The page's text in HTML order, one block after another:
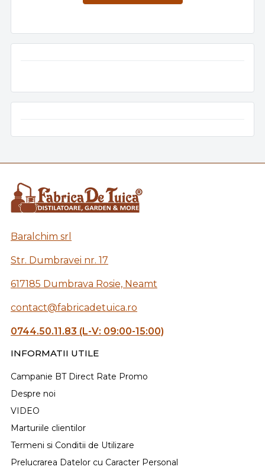
Baralchim srl
Str. Dumbravei nr. 17
617185 Dumbrava Rosie, Neamt
contact@fabricadetuica.ro
0744.50.11.83 (L-V: 09:00-15:00)
INFORMATII UTILE
Campanie BT Direct Rate Promo
Despre noi
VIDEO
Marturiile clientilor
Termeni si Conditii de Utilizare
Prelucrarea Datelor cu Caracter Personal